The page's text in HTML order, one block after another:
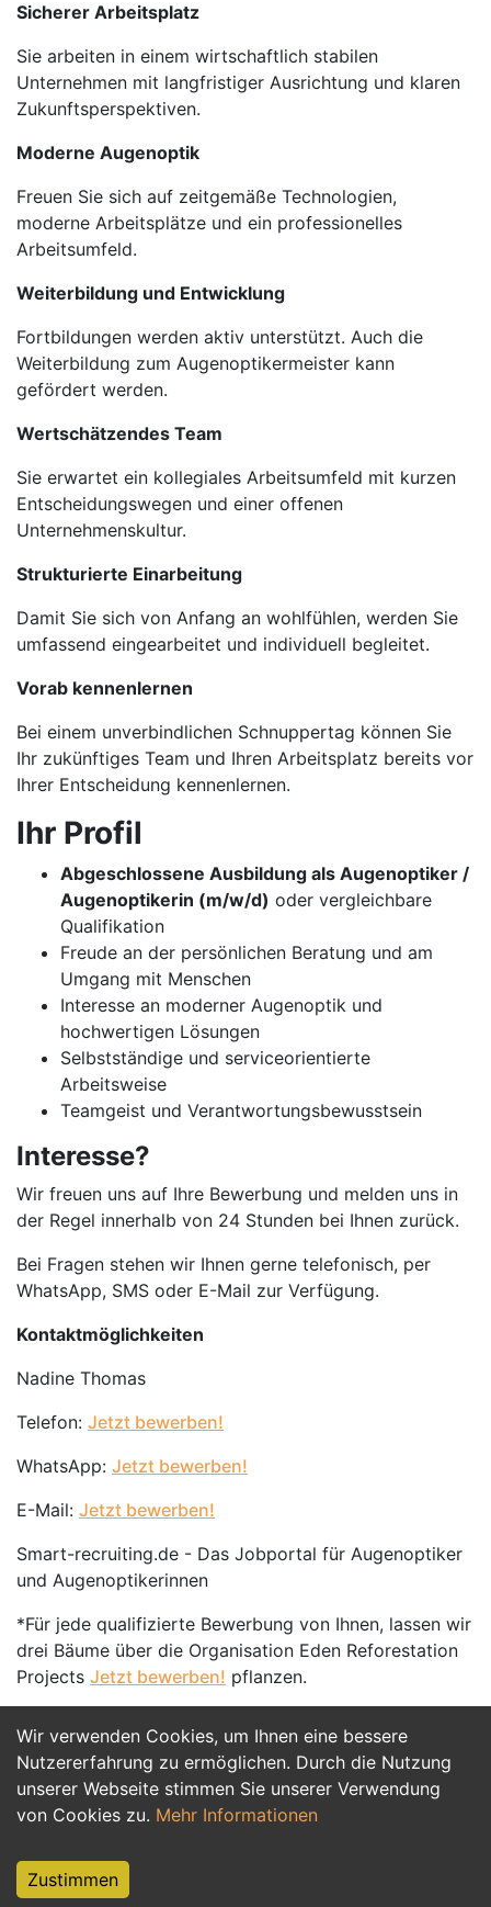
Wir verwenden Cookies, um Ihnen eine bessere
Nutzererfahrung zu ermöglichen. Durch die Nutzung
unserer Webseite stimmen Sie unserer Verwendung
von Cookies zu. Mehr Informationen
Zustimmen
Sicherer Arbeitsplatz
Sie arbeiten in einem wirtschaftlich stabilen
Unternehmen mit langfristiger Ausrichtung und klaren
Zukunftsperspektiven.
Moderne Augenoptik
Freuen Sie sich auf zeitgemäße Technologien,
moderne Arbeitsplätze und ein professionelles
Arbeitsumfeld.
Weiterbildung und Entwicklung
Fortbildungen werden aktiv unterstützt. Auch die
Weiterbildung zum Augenoptikermeister kann
gefördert werden.
Wertschätzendes Team
Sie erwartet ein kollegiales Arbeitsumfeld mit kurzen
Entscheidungswegen und einer offenen
Unternehmenskultur.
Strukturierte Einarbeitung
Damit Sie sich von Anfang an wohlfühlen, werden Sie
umfassend eingearbeitet und individuell begleitet.
Vorab kennenlernen
Bei einem unverbindlichen Schnuppertag können Sie
Ihr zukünftiges Team und Ihren Arbeitsplatz bereits vor
Ihrer Entscheidung kennenlernen.
Ihr Profil
Abgeschlossene Ausbildung als Augenoptiker /
Augenoptikerin (m/w/d) oder vergleichbare
Qualifikation
Freude an der persönlichen Beratung und am
Umgang mit Menschen
Interesse an moderner Augenoptik und
hochwertigen Lösungen
Selbstständige und serviceorientierte
Arbeitsweise
Teamgeist und Verantwortungsbewusstsein
Interesse?
Wir freuen uns auf Ihre Bewerbung und melden uns in
der Regel innerhalb von 24 Stunden bei Ihnen zurück.
Bei Fragen stehen wir Ihnen gerne telefonisch, per
WhatsApp, SMS oder E-Mail zur Verfügung.
Kontaktmöglichkeiten
Nadine Thomas
Telefon: Jetzt bewerben!
WhatsApp: Jetzt bewerben!
E-Mail: Jetzt bewerben!
Smart-recruiting.de - Das Jobportal für Augenoptiker
und Augenoptikerinnen
*Für jede qualifizierte Bewerbung von Ihnen, lassen wir
drei Bäume über die Organisation Eden Reforestation
Projects Jetzt bewerben! pflanzen.
Jetzt Bewerben